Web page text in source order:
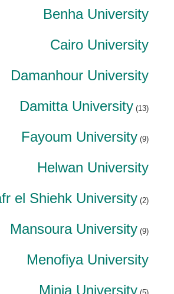
Benha University
Cairo University
Damanhour University
Damitta University (13)
Fayoum University (9)
Helwan University
el Shiehk University (2)
Mansoura University (9)
Menofiya University
Minia University